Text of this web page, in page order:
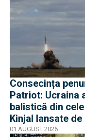
Consecința
Patriot: Ucraina
balistică din
Kinjal lansate de
01 AUGUST 2026